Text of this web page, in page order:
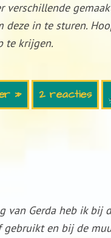
verschillende
deze in te sturen.
te krijgen.
» 2 reacties
van Gerda heb ik bij
gebruikt en bij de